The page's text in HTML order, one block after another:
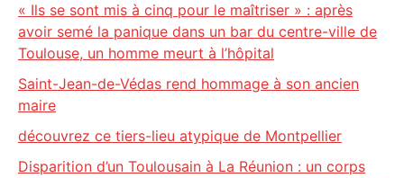
« Ils se sont mis à cinq pour le maîtriser » : après
avoir semé la panique dans un bar du centre-ville de
Toulouse, un homme meurt à l’hôpital
Saint-Jean-de-Védas rend hommage à son ancien
maire
découvrez ce tiers-lieu atypique de Montpellier
Disparition d’un Toulousain à La Réunion : un corps